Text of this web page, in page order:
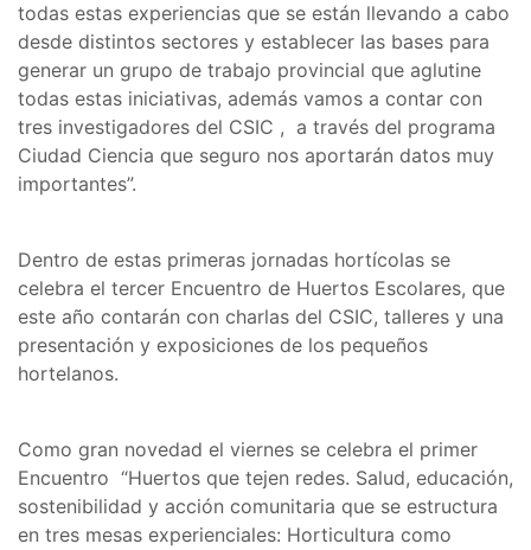
todas estas experiencias que se están llevando a cabo
desde distintos sectores y establecer las bases para
generar un grupo de trabajo provincial que aglutine
todas estas iniciativas, además vamos a contar con
tres investigadores del CSIC , a través del programa
Ciudad Ciencia que seguro nos aportarán datos muy
importantes”.
Dentro de estas primeras jornadas hortícolas se
celebra el tercer Encuentro de Huertos Escolares, que
este año contarán con charlas del CSIC, talleres y una
presentación y exposiciones de los pequeños
hortelanos.
Como gran novedad el viernes se celebra el primer
Encuentro “Huertos que tejen redes. Salud, educación,
sostenibilidad y acción comunitaria que se estructura
en tres mesas experienciales: Horticultura como